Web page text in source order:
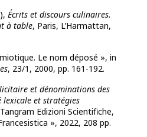
Écrits et discours culinaires.
à table, Paris, L’Harmattan,
Le nom déposé », in
, 23/1, 2000, pp. 161-192.
et dénominations des
lexicale et stratégies
Edizioni Scientifiche,
», 2022, 208 pp.